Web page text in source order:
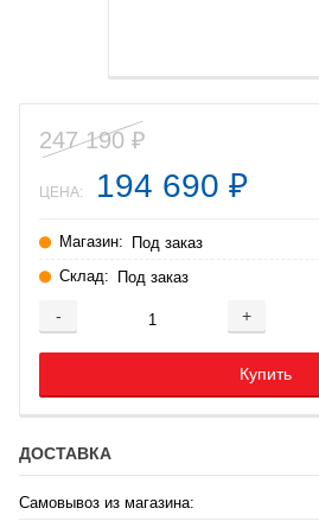
247 190 ₽
ЦЕНА: 194 690 ₽
Магазин: Под заказ
Склад: Под заказ
- +
Добавляется...
Купить
Добавлен
ДОСТАВКА
Самовывоз из магазина: